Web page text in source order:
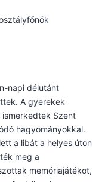
napi délutánt
A gyerekek
Szent
hagyományokkal.
a libát a helyes úton
meg a
memóriajátékot,